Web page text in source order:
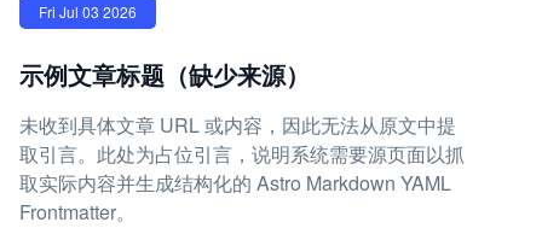
Fri Jul 03 2026
示例文章标题（缺少来源）
未收到具体文章 URL 或内容，因此无法从原文中提
取引言。此处为占位引言，说明系统需要源页面以抓
取实际内容并生成结构化的 Astro Markdown YAML
Frontmatter。